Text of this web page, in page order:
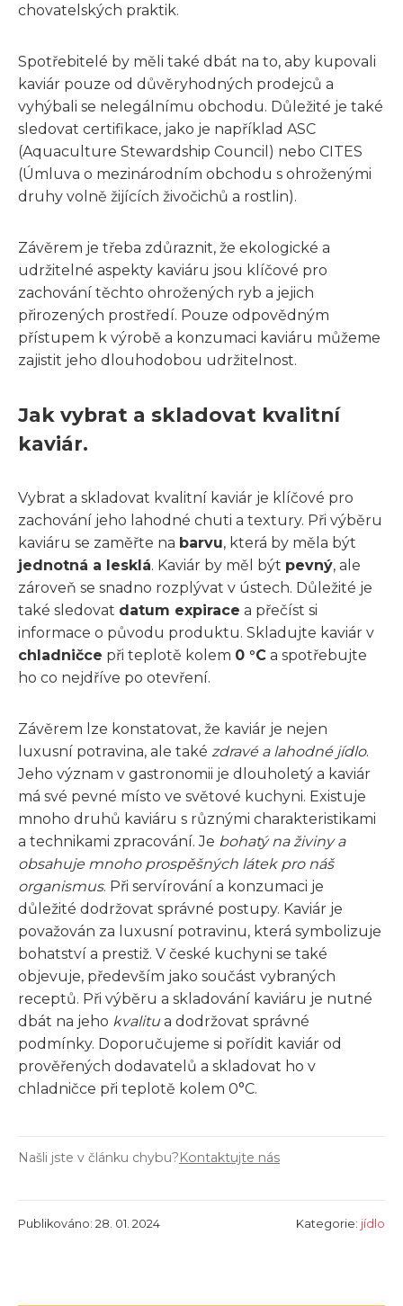
chovatelských praktik.
Spotřebitelé by měli také dbát na to, aby kupovali
kaviár pouze od důvěryhodných prodejců a
vyhýbali se nelegálnímu obchodu. Důležité je také
sledovat certifikace, jako je například ASC
(Aquaculture Stewardship Council) nebo CITES
(Úmluva o mezinárodním obchodu s ohroženými
druhy volně žijících živočichů a rostlin).
Závěrem je třeba zdůraznit, že ekologické a
udržitelné aspekty kaviáru jsou klíčové pro
zachování těchto ohrožených ryb a jejich
přirozených prostředí. Pouze odpovědným
přístupem k výrobě a konzumaci kaviáru můžeme
zajistit jeho dlouhodobou udržitelnost.
Jak vybrat a skladovat kvalitní
kaviár.
Vybrat a skladovat kvalitní kaviár je klíčové pro
zachování jeho lahodné chuti a textury. Při výběru
kaviáru se zaměřte na barvu, která by měla být
jednotná a lesklá. Kaviár by měl být pevný, ale
zároveň se snadno rozplývat v ústech. Důležité je
také sledovat datum expirace a přečíst si
informace o původu produktu. Skladujte kaviár v
chladničce při teplotě kolem 0 °C a spotřebujte
ho co nejdříve po otevření.
Závěrem lze konstatovat, že kaviár je nejen
luxusní potravina, ale také zdravé a lahodné jídlo.
Jeho význam v gastronomii je dlouholetý a kaviár
má své pevné místo ve světové kuchyni. Existuje
mnoho druhů kaviáru s různými charakteristikami
a technikami zpracování. Je bohatý na živiny a
obsahuje mnoho prospěšných látek pro náš
organismus. Při servírování a konzumaci je
důležité dodržovat správné postupy. Kaviár je
považován za luxusní potravinu, která symbolizuje
bohatství a prestiž. V české kuchyni se také
objevuje, především jako součást vybraných
receptů. Při výběru a skladování kaviáru je nutné
dbát na jeho kvalitu a dodržovat správné
podmínky. Doporučujeme si pořídit kaviár od
prověřených dodavatelů a skladovat ho v
chladničce při teplotě kolem 0°C.
Našli jste v článku chybu?Kontaktujte nás
Publikováno: 28. 01. 2024 Kategorie: jídlo